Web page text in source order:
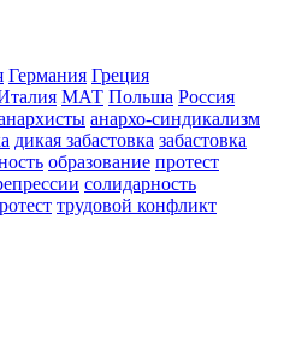
Германия Греция
МАТ Польша Россия
анархо-синдикализм
дикая забастовка забастовка
образование протест
солидарность
трудовой конфликт